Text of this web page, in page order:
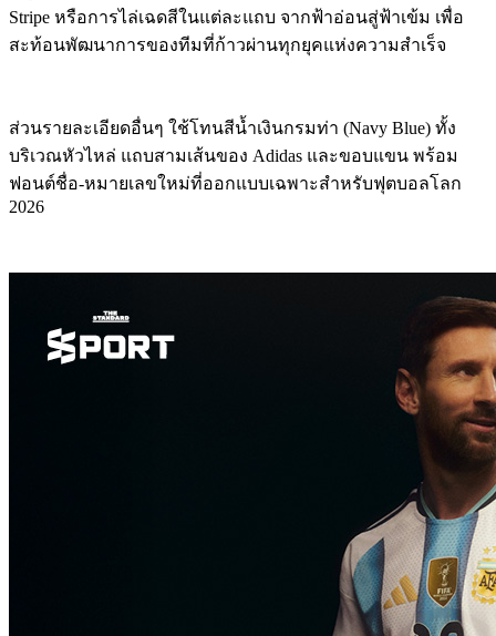
Stripe หรือการไล่เฉดสีในแต่ละแถบ จากฟ้าอ่อนสู่ฟ้าเข้ม เพื่อ
สะท้อนพัฒนาการของทีมที่ก้าวผ่านทุกยุคแห่งความสำเร็จ
ส่วนรายละเอียดอื่นๆ ใช้โทนสีน้ำเงินกรมท่า (Navy Blue) ทั้ง
บริเวณหัวไหล่ แถบสามเส้นของ Adidas และขอบแขน พร้อม
ฟอนต์ชื่อ-หมายเลขใหม่ที่ออกแบบเฉพาะสำหรับฟุตบอลโลก
2026